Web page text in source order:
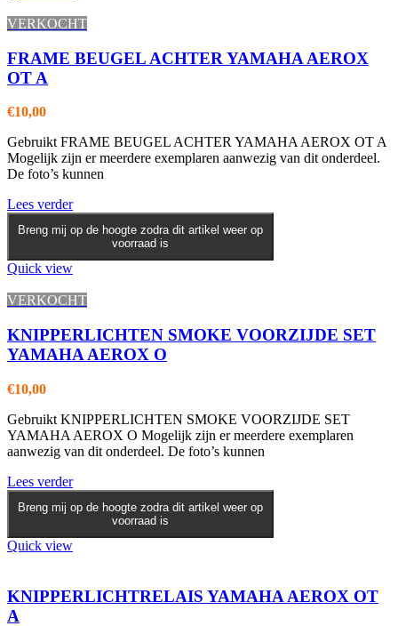
VERKOCHT
FRAME BEUGEL ACHTER YAMAHA AEROX
OT A
€10,00
Gebruikt FRAME BEUGEL ACHTER YAMAHA AEROX OT A
Mogelijk zijn er meerdere exemplaren aanwezig van dit onderdeel.
De foto’s kunnen
Lees verder
Breng mij op de hoogte zodra dit artikel weer op
voorraad is
Quick view
VERKOCHT
KNIPPERLICHTEN SMOKE VOORZIJDE SET
YAMAHA AEROX O
€10,00
Gebruikt KNIPPERLICHTEN SMOKE VOORZIJDE SET
YAMAHA AEROX O Mogelijk zijn er meerdere exemplaren
aanwezig van dit onderdeel. De foto’s kunnen
Lees verder
Breng mij op de hoogte zodra dit artikel weer op
voorraad is
Quick view
KNIPPERLICHTRELAIS YAMAHA AEROX OT
A